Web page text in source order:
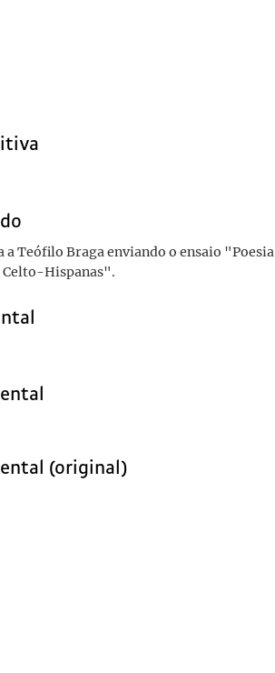
a Teófilo Braga enviando o ensaio
Hispanas".
(original)